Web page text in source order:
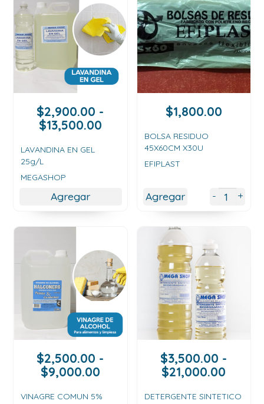
$2,900.00 -
$13,500.00Rango
precios:
$13,500.00
LAVANDINA EN GEL
25g/L
MEGASHOP
Agregar
$1,800.00
BOLSA RESIDUO
45X60CM X30U
EFIPLAST
Agregar - +
$2,500.00 -
$9,000.00Rango
precios:
VINAGRE COMUN 5%
$3,500.00 -
$21,000.00
DETERGENTE SINTETICO